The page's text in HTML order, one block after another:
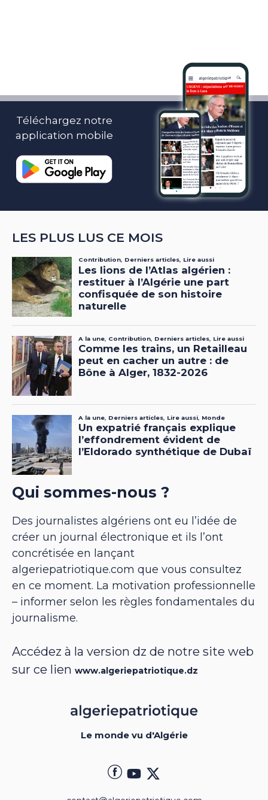
Téléchargez notre
application mobile
LES PLUS LUS CE MOIS
Qui sommes-nous ?
Des journalistes algériens ont eu l’idée de
créer un journal électronique et ils l’ont
concrétisée en lançant
algeriepatriotique.com que vous consultez
en ce moment. La motivation professionnelle
– informer selon les règles fondamentales du
journalisme.
Accédez à la version dz de notre site web
sur ce lien www.algeriepatriotique.dz
Le monde vu d'Algérie